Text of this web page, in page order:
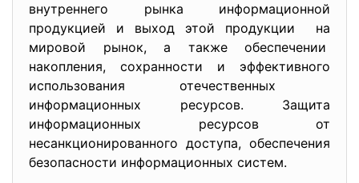
внутреннего рынка информационной
продукцией и выход этой продукции на
мировой рынок, а также обеспечении
накопления, сохранности и эффективного
использования отечественных
информационных ресурсов. Защита
информационных ресурсов от
несанкционированного доступа, обеспечения
безопасности информационных систем.